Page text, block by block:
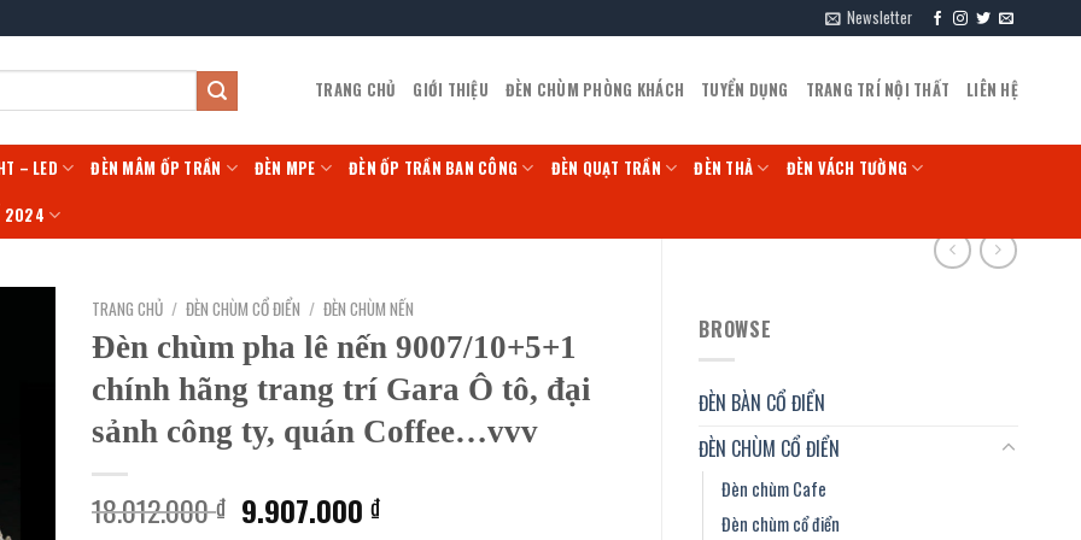
Newsletter
TRANG CHỦ GIỚI THIỆU ĐÈN CHÙM PHÒNG KHÁCH TUYỂN DỤNG TRANG TRÍ NỘI THẤT LIÊN HỆ
– LED ĐÈN MÂM ỐP TRẦN ĐÈN MPE ĐÈN ỐP TRẦN BAN CÔNG ĐÈN QUẠT TRẦN ĐÈN THẢ ĐÈN VÁCH TƯỜNG
2024
BROWSE
ĐÈN BÀN CỔ ĐIỂN
ĐÈN CHÙM CỔ ĐIỂN
Đèn chùm Cafe
Đèn chùm cổ điển
TRANG CHỦ / ĐÈN CHÙM CỔ ĐIỂN / ĐÈN CHÙM NẾN
Đèn chùm pha lê nến 9007/10+5+1
chính hãng trang trí Gara Ô tô, đại
sảnh công ty, quán Coffee…vvv
18.012.000₫ Giá
9.907.000₫Giá